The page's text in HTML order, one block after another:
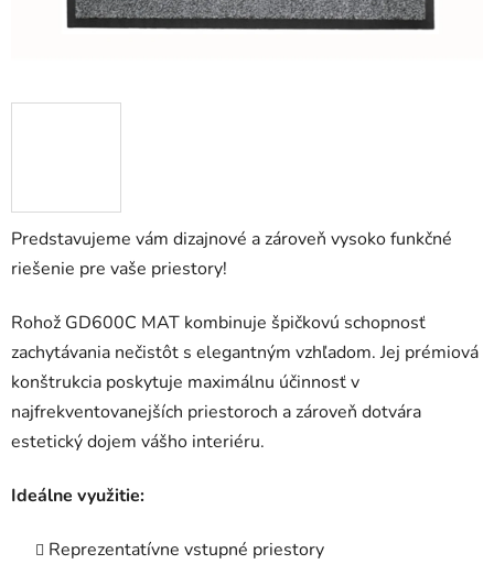
Predstavujeme vám dizajnové a zároveň vysoko funkčné
riešenie pre vaše priestory!
Rohož GD600C MAT kombinuje špičkovú schopnosť
zachytávania nečistôt s elegantným vzhľadom. Jej prémiová
konštrukcia poskytuje maximálnu účinnosť v
najfrekventovanejších priestoroch a zároveň dotvára
estetický dojem vášho interiéru.
Ideálne využitie:
Reprezentatívne vstupné priestory